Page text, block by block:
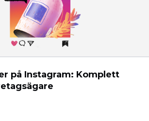
på Instagram: Komplett